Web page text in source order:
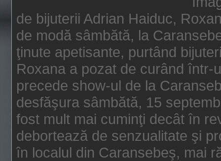
de bijuterii Adrian Haiduc,
de modă sâmbătă, la
ţinute apetisante, purtând
Roxana a pozat de curând
precede show-ul de la
desfăşura sâmbătă, 15
fost mult mai cuminţi decât în
debortează de senzualitate şi
în localul din Caransebeş, mai